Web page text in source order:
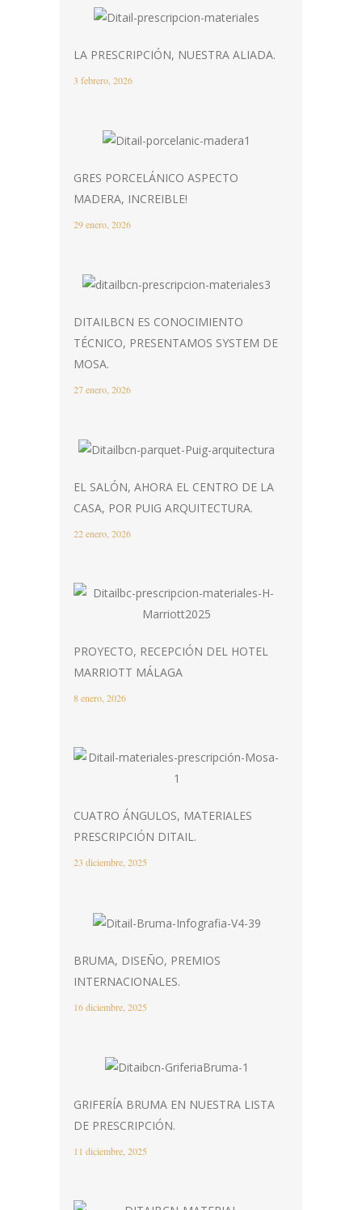
LA PRESCRIPCIÓN, NUESTRA ALIADA.
3 febrero, 2026
GRES PORCELÁNICO ASPECTO
MADERA, INCREIBLE!
29 enero, 2026
DITAILBCN ES CONOCIMIENTO
TÉCNICO, PRESENTAMOS SYSTEM DE
MOSA.
27 enero, 2026
EL SALÓN, AHORA EL CENTRO DE LA
CASA, POR PUIG ARQUITECTURA.
22 enero, 2026
PROYECTO, RECEPCIÓN DEL HOTEL
MARRIOTT MÁLAGA
8 enero, 2026
CUATRO ÁNGULOS, MATERIALES
PRESCRIPCIÓN DITAIL.
23 diciembre, 2025
BRUMA, DISEÑO, PREMIOS
INTERNACIONALES.
16 diciembre, 2025
GRIFERÍA BRUMA EN NUESTRA LISTA
DE PRESCRIPCIÓN.
11 diciembre, 2025